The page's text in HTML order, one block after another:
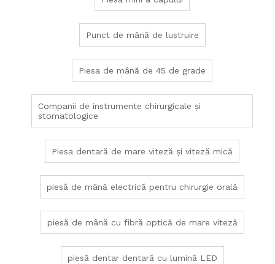
Punct de mână de lustruire
Piesa de mână de 45 de grade
Companii de instrumente chirurgicale și
stomatologice
Piesa dentară de mare viteză și viteză mică
piesă de mână electrică pentru chirurgie orală
piesă de mână cu fibră optică de mare viteză
piesă dentar dentară cu lumină LED